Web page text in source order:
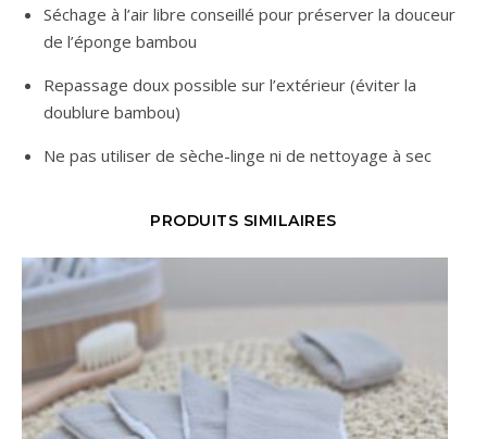
Séchage à l’air libre conseillé pour préserver la douceur
de l’éponge bambou
Repassage doux possible sur l’extérieur (éviter la
doublure bambou)
Ne pas utiliser de sèche-linge ni de nettoyage à sec
PRODUITS SIMILAIRES